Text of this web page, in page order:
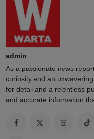
admin
As a passionate news
curiosity and an
for detail and a relentless
and accurate information